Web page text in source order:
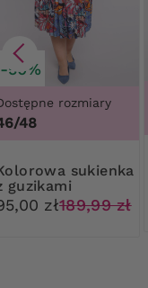
-50%
rozmiary
48
guzikami
zł189,99 zł